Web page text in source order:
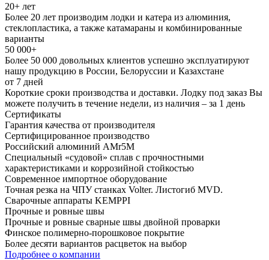
20+ лет
Более 20 лет производим лодки и катера из алюминия,
стеклопластика, а также катамараны и комбинированные
варианты
50 000+
Более 50 000 довольных клиентов успешно эксплуатируют
нашу продукцию в России, Белоруссии и Казахстане
от 7 дней
Короткие сроки производства и доставки. Лодку под заказ Вы
можете получить в течение недели, из наличия – за 1 день
Сертификаты
Гарантия качества от производителя
Сертифицированное производство
Российский алюминий AMr5M
Специальный «‎судовой» сплав с прочностными
характеристиками и коррозийной стойкостью
Современное импортное оборудование
Точная резка на ЧПУ станках Volter. Листогиб MVD.
Сварочные аппараты KEMPPI
Прочные и ровные швы
Прочные и ровные сварные швы двойной проварки
Финское полимерно-порошковое покрытие
Более десяти вариантов расцветок на выбор
Подробнее о компании